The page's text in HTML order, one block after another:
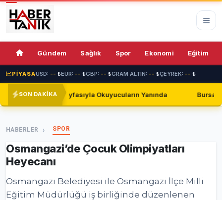
Gündem Sağlık Spor Ekonomi Eğitim
PİYASAUSD: -- ₺EUR: -- ₺GBP: -- ₺GRAM ALTIN: -- ₺ÇEYREK: -- ₺
SON DAKİKA
Okuyucuların Yanında Bursaspor, Shakhtar Donetsk
76%
HABERLER SPOR
Osmangazi’de Çocuk Olimpiyatları
Heyecanı
Osmangazi Belediyesi ile Osmangazi İlçe Milli
Eğitim Müdürlüğü iş birliğinde düzenlenen